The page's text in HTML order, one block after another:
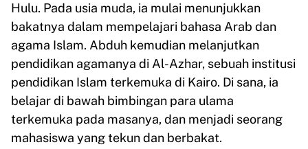
Hulu. Pada usia muda, ia mulai menunjukkan
bakatnya dalam mempelajari bahasa Arab dan
agama Islam. Abduh kemudian melanjutkan
pendidikan agamanya di Al-Azhar, sebuah institusi
pendidikan Islam terkemuka di Kairo. Di sana, ia
belajar di bawah bimbingan para ulama
terkemuka pada masanya, dan menjadi seorang
mahasiswa yang tekun dan berbakat.